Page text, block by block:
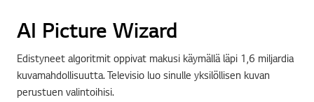
AI Picture Wizard
Edistyneet algoritmit oppivat makusi käymällä läpi 1,6 miljardia
kuvamahdollisuutta. Televisio luo sinulle yksilöllisen kuvan
perustuen valintoihisi.